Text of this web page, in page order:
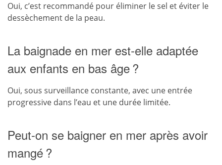
Oui, c’est recommandé pour éliminer le sel et éviter le
dessèchement de la peau.
La baignade en mer est-elle adaptée
aux enfants en bas âge ?
Oui, sous surveillance constante, avec une entrée
progressive dans l’eau et une durée limitée.
Peut-on se baigner en mer après avoir
mangé ?